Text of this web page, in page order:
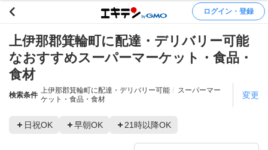
ログイン・登録
上伊那郡箕輪町に配達・デリバリー可能
なおすすめスーパーマーケット・食品・
食材
検索条件
上伊那郡箕輪町に配達・デリバリー可能
スーパーマー
ケット・食品・食材
変更
日祝OK 早朝OK 21時以降OK